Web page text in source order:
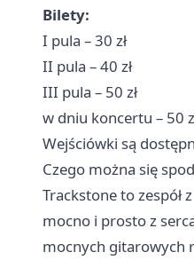
Bilety:
I pula – 30 zł
II pula – 40 zł
III pula – 50 zł
w dniu koncertu – 50
Wejściówki są
Czego można się
Trackstone to zespół
mocno i prosto z
mocnych gitarowych